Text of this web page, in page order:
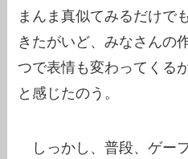
まんま真似てみるだけで
きたがいど、みなさんの
つで表情も変わってくる
と感じたのう。
しっかし、普段、ゲー